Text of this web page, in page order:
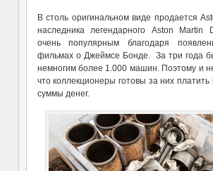
В столь оригинальном виде продается
наследника легендарного Aston Martin
очень популярным благодаря
фильмах о Джеймсе Бонде. За три года
немногим более 1.000 машин. Поэтому и
что коллекционеры готовы за них
суммы денег.